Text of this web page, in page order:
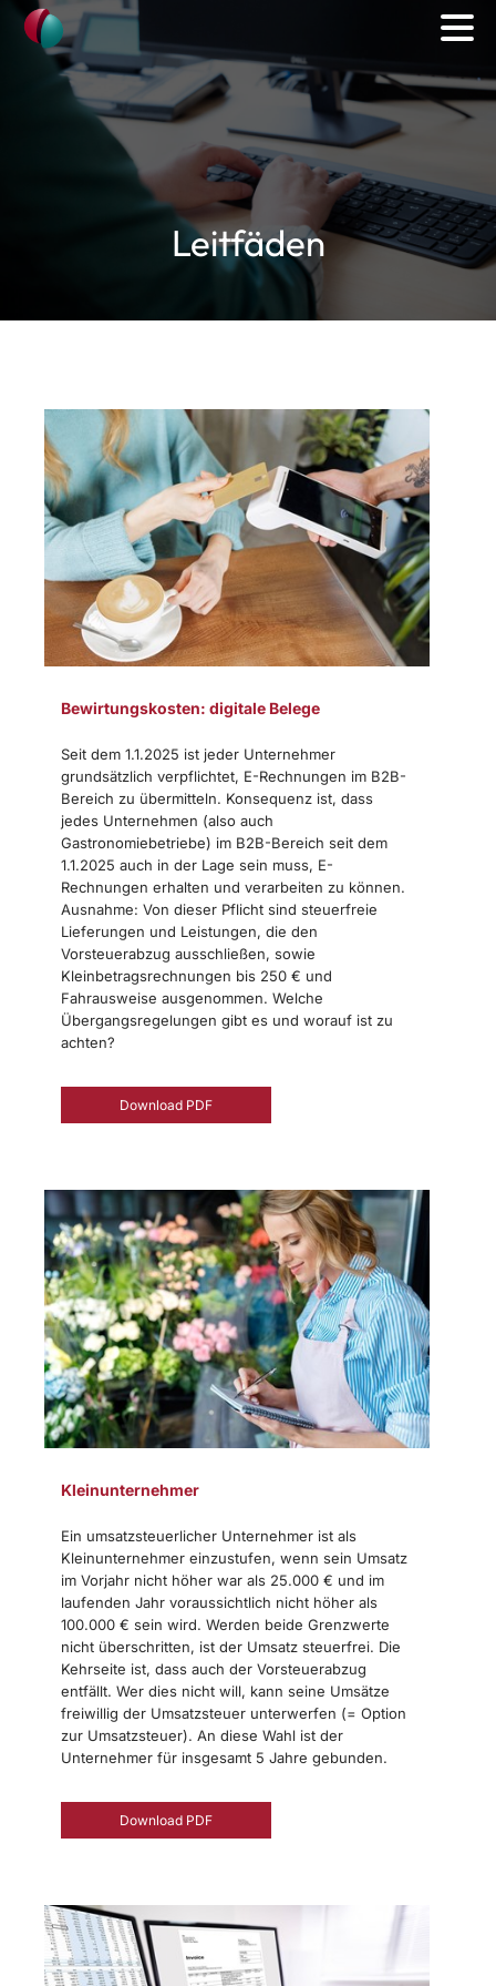
Leitfäden
Bewirtungskosten: digitale Belege
Seit dem 1.1.2025 ist jeder Unternehmer
grundsätzlich verpflichtet, E-Rechnungen im B2B-
Bereich zu übermitteln. Konsequenz ist, dass
jedes Unternehmen (also auch
Gastronomiebetriebe) im B2B-Bereich seit dem
1.1.2025 auch in der Lage sein muss, E-
Rechnungen erhalten und verarbeiten zu können.
Ausnahme: Von dieser Pflicht sind steuerfreie
Lieferungen und Leistungen, die den
Vorsteuerabzug ausschließen, sowie
Kleinbetragsrechnungen bis 250 € und
Fahrausweise ausgenommen. Welche
Übergangsregelungen gibt es und worauf ist zu
achten?
Download PDF
Kleinunternehmer
Ein umsatzsteuerlicher Unternehmer ist als
Kleinunternehmer einzustufen, wenn sein Umsatz
im Vorjahr nicht höher war als 25.000 € und im
laufenden Jahr voraussichtlich nicht höher als
100.000 € sein wird. Werden beide Grenzwerte
nicht überschritten, ist der Umsatz steuerfrei. Die
Kehrseite ist, dass auch der Vorsteuerabzug
entfällt. Wer dies nicht will, kann seine Umsätze
freiwillig der Umsatzsteuer unterwerfen (= Option
zur Umsatzsteuer). An diese Wahl ist der
Unternehmer für insgesamt 5 Jahre gebunden.
Download PDF